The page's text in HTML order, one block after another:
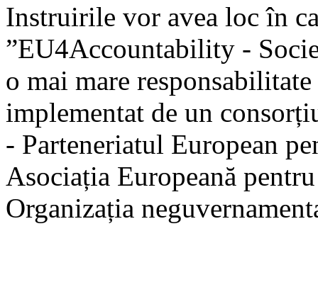
Instruirile vor avea loc în
”EU4Accountability -
o mai mare
implementat de un
- Parteneriatul European
Asociația Europeană
Organizația